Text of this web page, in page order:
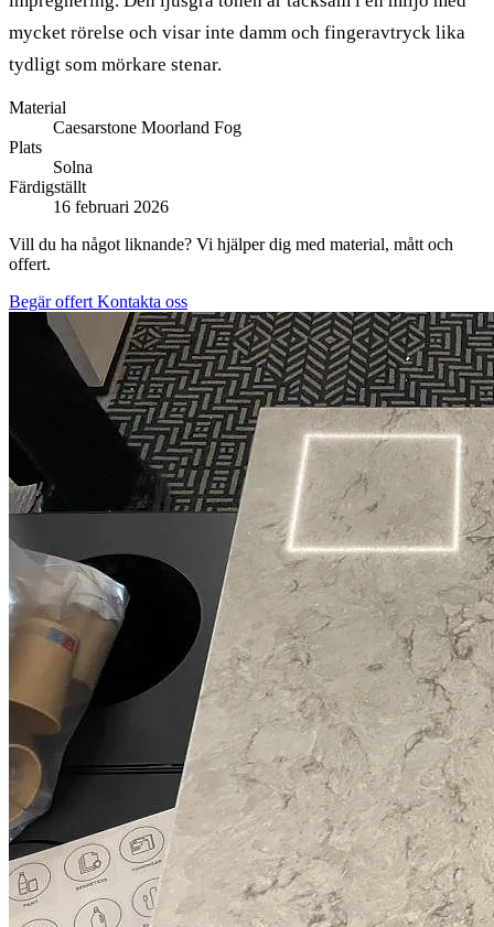
mycket rörelse och visar inte damm och fingeravtryck lika
tydligt som mörkare stenar.
Material
Caesarstone Moorland Fog
Plats
Solna
Färdigställt
16 februari 2026
Vill du ha något liknande? Vi hjälper dig med material, mått och
offert.
Begär offert Kontakta oss